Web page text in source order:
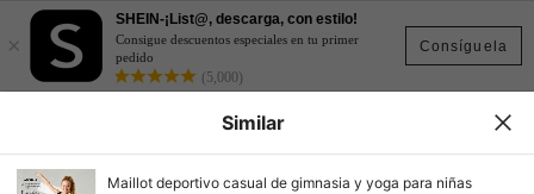
Consíguela
×
SHEIN-¡List@, descarga, con estilo!
Consigue descuentos especiales en tu primer
pedido
(5,000)
Similar
Maillot deportivo casual de gimnasia y yoga para niñas